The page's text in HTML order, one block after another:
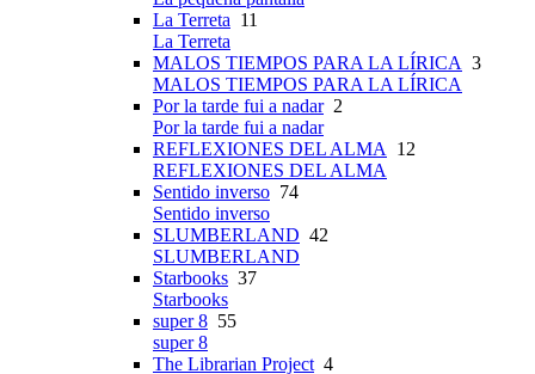
La Terreta 11
La Terreta
MALOS TIEMPOS PARA LA LÍRICA 3
MALOS TIEMPOS PARA LA LÍRICA
Por la tarde fui a nadar2
Por la tarde fui a nadar
REFLEXIONES DEL ALMA 12
REFLEXIONES DEL ALMA
Sentido inverso 74
Sentido inverso
SLUMBERLAND 42
SLUMBERLAND
Starbooks 37
Starbooks
super 8 55
super 8
The Librarian Project4